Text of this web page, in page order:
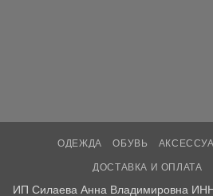
ОДЕЖДА ОБУВЬ
ДОСТАВКА И ОПЛАТА
ИП Силаева Анна Владимировна